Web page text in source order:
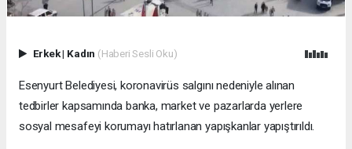
Erkek| Kadın (Haberi Sesli Oku)
Esenyurt Belediyesi, koronavirüs salgını nedeniyle alınan
tedbirler kapsamında banka, market ve pazarlarda yerlere
sosyal mesafeyi korumayı hatırlanan yapışkanlar yapıştırıldı.